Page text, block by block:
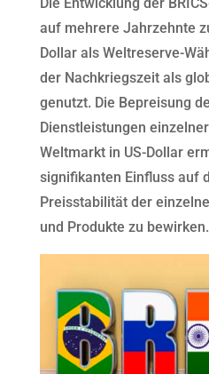
auf mehrere Jahrzehnte
Dollar als Weltreserve-
der Nachkriegszeit als
genutzt. Die Bepreisung
Dienstleistungen
Weltmarkt in US-Dollar
signifikanten Einfluss auf
Preisstabilität der
und Produkte zu bewirken.